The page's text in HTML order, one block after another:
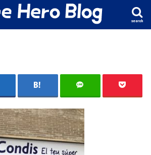
search